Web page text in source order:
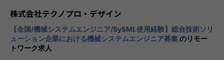
ロボット
次世代デバイス
医療機器
AR/VR製品
センシング/IoT etc…
程プロジェクトの増加といった世の中で技術
者集団として価値提供を行うために、エンジ
ニアが生涯活躍できる環境を考え事業運営を
行っています。
株式会社テクノプロ・デザイン
【全国/機械システムエンジニア/SySML使用経験】総合技術ソリ
ューション企業における機械システムエンジニア募集のリモー
トワーク求人